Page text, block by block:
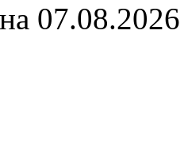
07.08.2026